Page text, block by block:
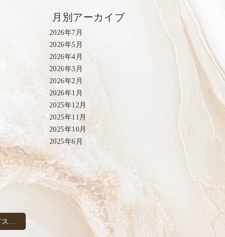
月別アーカイブ
2026年7月
2026年5月
2026年4月
2026年3月
2026年2月
2026年1月
2025年12月
2025年11月
2025年10月
2025年6月